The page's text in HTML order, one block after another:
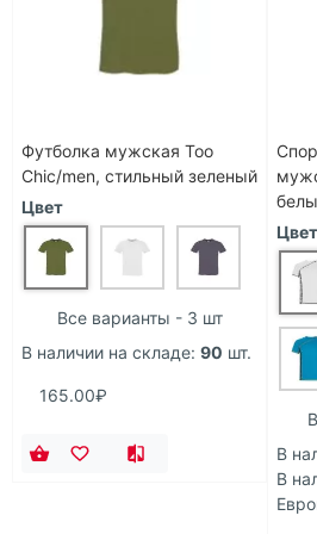
Футболка мужская Too
Chic/men, стильный зеленый
Цвет
Все варианты - 3 шт
В наличии на складе: 90 шт.
165.00₽
Цвет
В
В